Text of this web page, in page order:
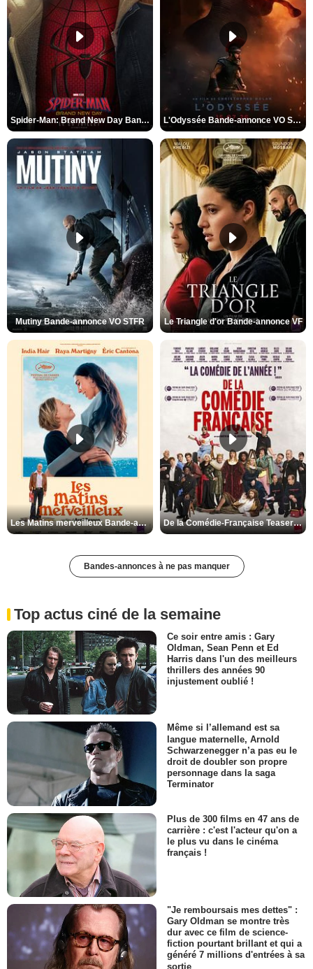
Spider-Man: Brand New Day Bande-annonce VO STFR L'Odyssée Bande-annonce VO STFR
Mutiny Bande-annonce VO STFR Le Triangle d'or Bande-annonce VF
Les Matins merveilleux Bande-annonce VF De la Comédie-Française Teaser VF
Bandes-annonces à ne pas manquer
Top actus ciné de la semaine
Ce soir entre amis : Gary
Oldman, Sean Penn et Ed
Harris dans l'un des meilleurs
thrillers des années 90
injustement oublié !
Même si l’allemand est sa
langue maternelle, Arnold
Schwarzenegger n’a pas eu le
droit de doubler son propre
personnage dans la saga
Terminator
Plus de 300 films en 47 ans de
carrière : c'est l'acteur qu'on a
le plus vu dans le cinéma
français !
"Je remboursais mes dettes" :
Gary Oldman se montre très
dur avec ce film de science-
fiction pourtant brillant et qui a
généré 7 millions d'entrées à sa
sortie